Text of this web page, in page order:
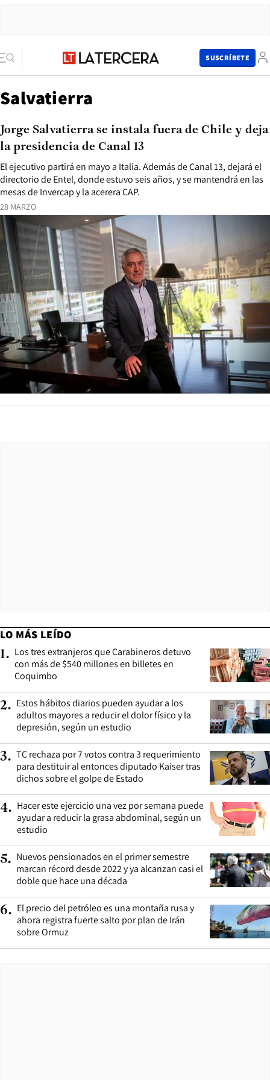
SUSCRÍBETE
Salvatierra
28 MARZO
El ejecutivo partirá en mayo a Italia. Además de Canal 13, dejará el
directorio de Entel, donde estuvo seis años, y se mantendrá en las
mesas de Invercap y la acerera CAP.
Jorge Salvatierra se instala fuera de Chile y deja
la presidencia de Canal 13
LO MÁS LEÍDO
1. Los tres extranjeros que Carabineros detuvo
con más de $540 millones en billetes en
Coquimbo
2. Estos hábitos diarios pueden ayudar a los
adultos mayores a reducir el dolor físico y la
depresión, según un estudio
3. TC rechaza por 7 votos contra 3 requerimiento
para destituir al entonces diputado Kaiser tras
dichos sobre el golpe de Estado
4. Hacer este ejercicio una vez por semana puede
ayudar a reducir la grasa abdominal, según un
estudio
5. Nuevos pensionados en el primer semestre
marcan récord desde 2022 y ya alcanzan casi el
doble que hace una década
6. El precio del petróleo es una montaña rusa y
ahora registra fuerte salto por plan de Irán
sobre Ormuz